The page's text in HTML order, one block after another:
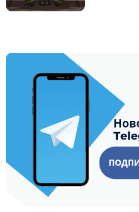
https://t.me/minskctvby